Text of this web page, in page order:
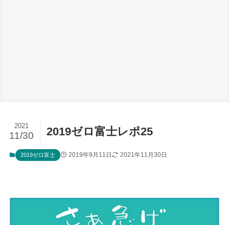
2019ゼロ富士レポ25
2021
11/30
2019ゼロ富士 2019年9月11日 2021年11月30日